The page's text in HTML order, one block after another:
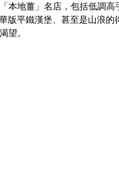
本地薑」名店，包括低調
版平鐵漢堡、甚至是山浪的
望。